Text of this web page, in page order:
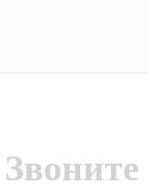
Звоните